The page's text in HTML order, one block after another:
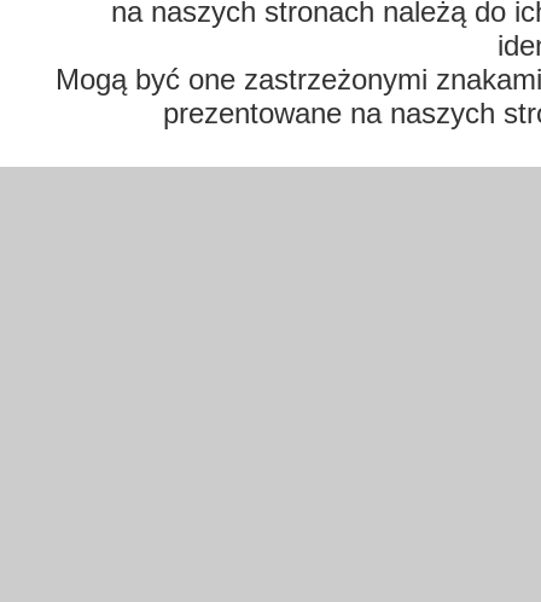
na naszych stronach należą do
Mogą być one zastrzeżonymi
prezentowane na naszych